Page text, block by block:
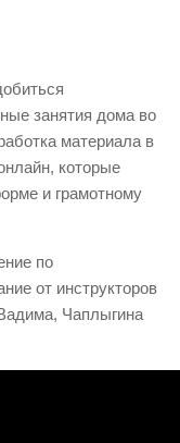
занятия дома во
материала в
которые
и грамотному
по
от инструкторов
Чаплыгина